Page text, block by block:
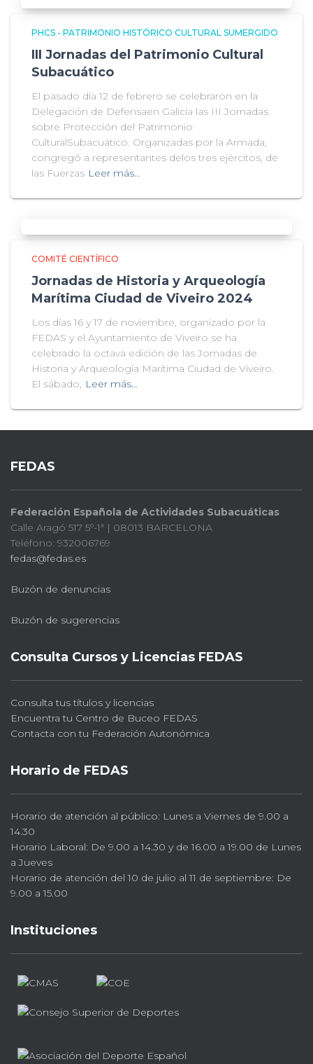
PHCS - PATRIMONIO HISTÓRICO CULTURAL SUMERGIDO
III Jornadas del Patrimonio Cultural
Subacuático
El pasado día 12 de febrero se celebraron en la
Delegación de Defensaen Galicia las III Jornadas
sobre Protección del Patrimonio
CulturalSubacuático. Organizadas por la Armada,
congregó a representantes delos tres ejércitos, de
las Fuerzas Leer más…
COMITÉ CIENTÍFICO
Jornadas de Historia y Arqueología
Marítima Ciudad de Viveiro 2024
Los días 16 y 17 de noviembre, organizado por la
FEDAS y el Ayuntamiento de Viveiro se ha
celebrado la octava edición de las Jornadas de
Historia y Arqueología Marítima Ciudad de Viveiro.
El sábado, Leer más…
FEDAS
Federación Española de Actividades Subacuáticas
Calle Aragó 517 5º-1ª | 08013 BARCELONA
Teléfono: 932006769
fedas@fedas.es
Buzón de denuncias
Buzón de sugerencias
Consulta Cursos y Licencias FEDAS
Consulta tus títulos y licencias
Encuentra tu Centro de Buceo FEDAS
Contacta con tu Federación Autonómica
Horario de FEDAS
Horario de atención al público: Lunes a Viernes de 9.00 a
14.30
Horario Laboral: De 9.00 a 14.30 y de 16.00 a 19.00 de Lunes
a Jueves
Horario de atención del 10 de julio al 11 de septiembre: De
9.00 a 15.00
Instituciones